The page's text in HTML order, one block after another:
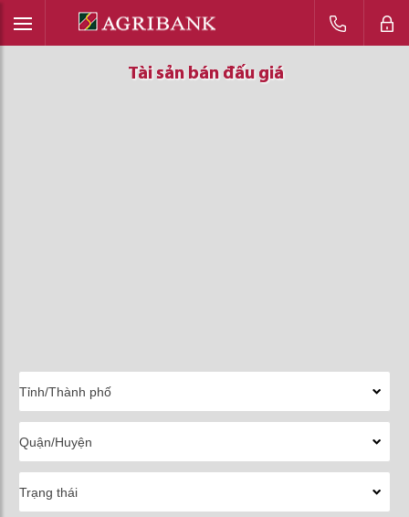
Tài sản bán đấu giá
Tài sản bán đấu giá
Tài sản bán đấu giá